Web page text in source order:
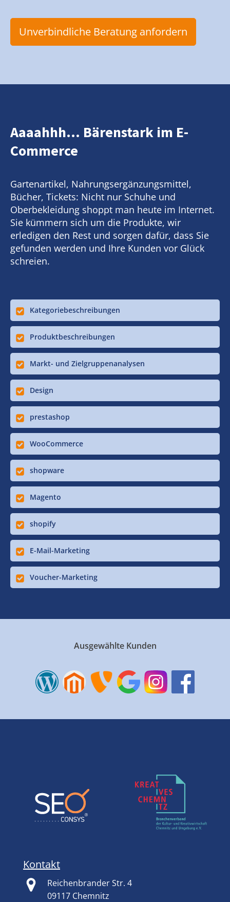
Unverbindliche Beratung anfordern
Aaaahhh... Bärenstark im E-
Commerce
Gartenartikel, Nahrungsergänzungsmittel,
Bücher, Tickets: Nicht nur Schuhe und
Oberbekleidung shoppt man heute im Internet.
Sie kümmern sich um die Produkte, wir
erledigen den Rest und sorgen dafür, dass Sie
gefunden werden und Ihre Kunden vor Glück
schreien.
Kategoriebeschreibungen
Produktbeschreibungen
Markt- und Zielgruppenanalysen
Design
prestashop
WooCommerce
shopware
Magento
shopify
E-Mail-Marketing
Voucher-Marketing
Ausgewählte Kunden
Kontakt
Reichenbrander Str. 4
09117 Chemnitz